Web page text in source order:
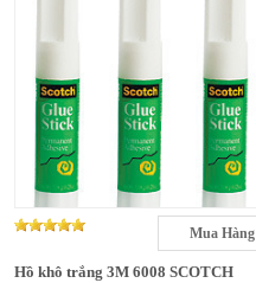
Mua Hàng
Hồ khô trắng 3M 6008 SCOTCH